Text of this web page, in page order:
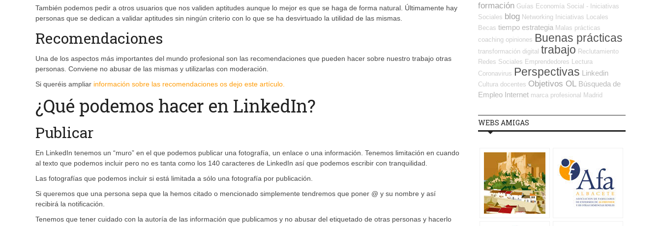
También podemos pedir a otros usuarios que nos validen aptitudes aunque lo mejor es que se haga de forma natural. Últimamente hay
personas que se dedican a validar aptitudes sin ningún criterio con lo que se ha desvirtuado la utilidad de las mismas.
Recomendaciones
Una de los aspectos más importantes del mundo profesional son las recomendaciones que pueden hacer sobre nuestro trabajo otras
personas. Conviene no abusar de las mismas y utilizarlas con moderación.
Si queréis ampliar información sobre las recomendaciones os dejo este artículo.
¿Qué podemos hacer en LinkedIn?
Publicar
En LinkedIn tenemos un “muro” en el que podemos publicar una fotografía, un enlace o una información. Tenemos limitación en cuando
al texto que podemos incluir pero no es tanta como los 140 caracteres de LinkedIn así que podemos escribir con tranquilidad.
Las fotografías que podemos incluir si está limitada a sólo una fotografía por publicación.
Si queremos que una persona sepa que la hemos citado o mencionado simplemente tendremos que poner @ y su nombre y así
recibirá la notificación.
Tenemos que tener cuidado con la autoría de las información que publicamos y no abusar del etiquetado de otras personas y hacerlo
formación Guías Economía Social - Iniciativas
Sociales blog Networking
Iniciativas Locales
Becas tiempo estrategia Malas prácticas
coaching opiniones Buenas prácticas
transformación digital trabajo Reclutamiento
Redes Sociales Emprendedores
Lectura
Coronavirus Perspectivas Linkedin
Cultura docentes Objetivos OL Búsqueda de
Empleo Internet marca profesional Madrid
WEBS AMIGAS